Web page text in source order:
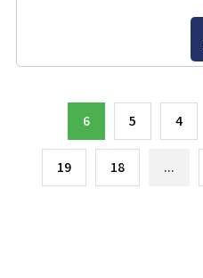
4
5
6
...
18
19